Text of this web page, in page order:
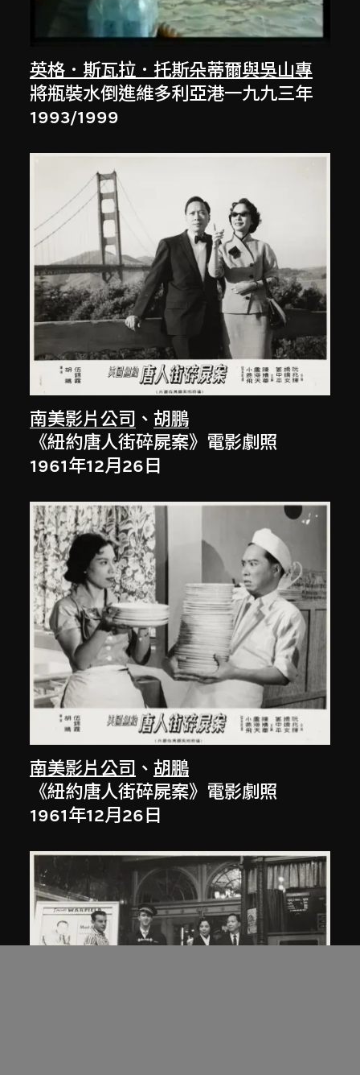
英格．斯瓦拉．托斯朵蒂爾與吳山專
將瓶裝水倒進維多利亞港一九九三年
1993/1999
南美影片公司 、胡鵬
《紐約唐人街碎屍案》電影劇照
1961年12月26日
南美影片公司 、胡鵬
《紐約唐人街碎屍案》電影劇照
1961年12月26日